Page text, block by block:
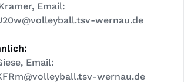
Email:
wernau.de
Email:
wernau.de